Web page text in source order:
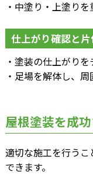
・中塗り・上塗り
仕上がり確認と片
・塗装の仕上がり
・足場を解体し、周
屋根塗装を成
適切な施工を行う
できます。